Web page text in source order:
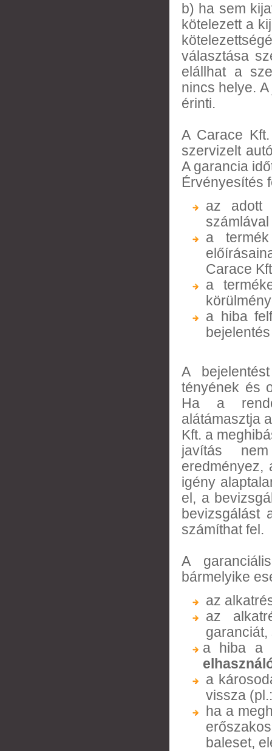
b) ha sem
kötelezett a
választása
elállhat a
nincs helye.
érinti.
A Carace
szervizelt
A garancia
Érvényesítés
az adott
a
Carace
a
a hiba
bejelentés
A
tényének és
Ha a
alátámasztja
Kft. a
javítás
igény
el, a
bevizsgálást
számíthat fel.
A
bármelyike
az
az
a hiba a
a
vissza
ha a
baleset,